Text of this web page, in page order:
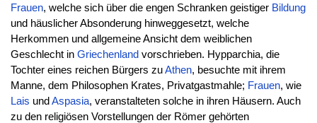
Frauen, welche sich über die engen Schranken geistiger Bildung
und häuslicher Absonderung hinweggesetzt, welche
Herkommen und allgemeine Ansicht dem weiblichen
Geschlecht in Griechenland vorschrieben. Hypparchia, die
Tochter eines reichen Bürgers zuAthen, besuchte mit ihrem
Manne, dem Philosophen Krates, Privatgastmahle; Frauen, wie
Lais und Aspasia, veranstalteten solche in ihren Häusern. Auch
zu den religiösen Vorstellungen der Römer gehörten